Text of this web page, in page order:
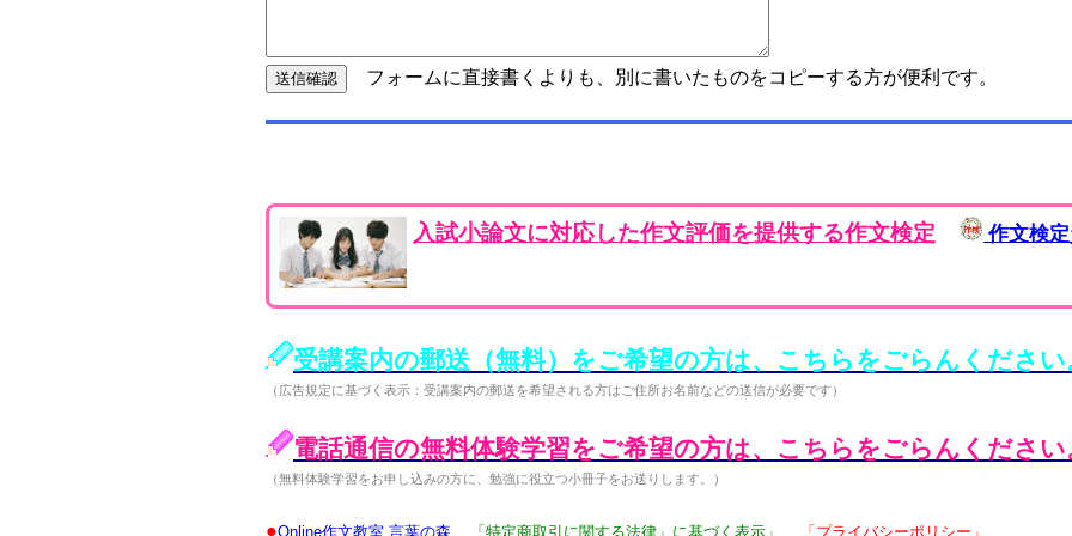
フォームに直接書くよりも、別に書いたものをコピーする方が便利です。
入試小論文に対応した作文評価を提供する作文検定 作文検
受講案内の郵送（無料）をご希望の方は、こちらをごらんください
（広告規定に基づく表示：受講案内の郵送を希望される方はご住所お名前などの送信が必要です）
電話通信の無料体験学習をご希望の方は、こちらをごらんください
（無料体験学習をお申し込みの方に、勉強に役立つ小冊子をお送りします。）
●Online作文教室 言葉の森 「特定商取引に関する法律」に基づく表示」 「プライバシーポリシー」